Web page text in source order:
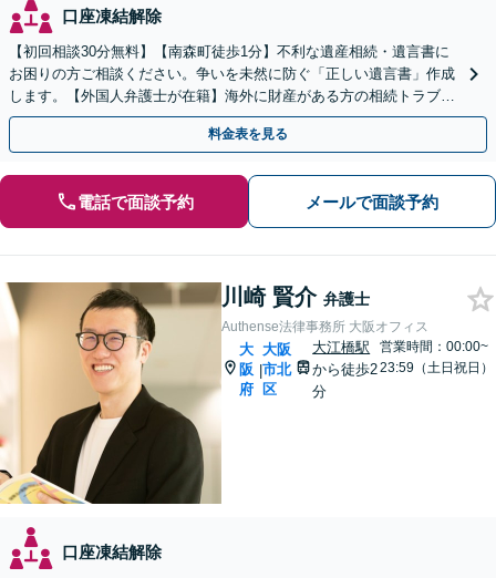
口座凍結解除
【初回相談30分無料】【南森町徒歩1分】不利な遺産相続・遺言書に
お困りの方ご相談ください。争いを未然に防ぐ「正しい遺言書」作成
します。【外国人弁護士が在籍】海外に財産がある方の相続トラブル
を多数解決。交渉を外国語で代行します。
料金表を見る
電話で面談予約 メールで面談予約
川崎 賢介 弁護士
Authense法律事務所 大阪オフィス
大
阪
府
|
大阪
市北
区
大江橋駅
から徒歩2
分
営業時間：00:00~
23:59（土日祝日）
口座凍結解除